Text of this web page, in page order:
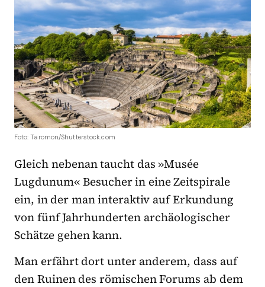
Foto: Taromon/Shutterstock.com
Gleich nebenan taucht das»Musée
Lugdunum«Besucher in eine Zeitspirale
ein, in der man interaktiv auf Erkundung
von fünf Jahrhunderten archäologischer
Schätze gehen kann.
Man erfährt dort unter anderem, dass auf
den Ruinen des römischen Forums ab dem